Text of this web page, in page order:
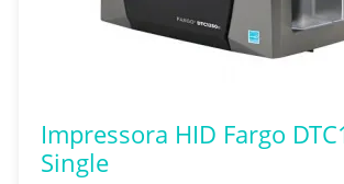
Impressora HID Fargo
Single